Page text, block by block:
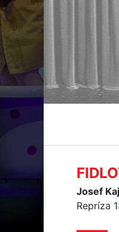
Josef
Repríza